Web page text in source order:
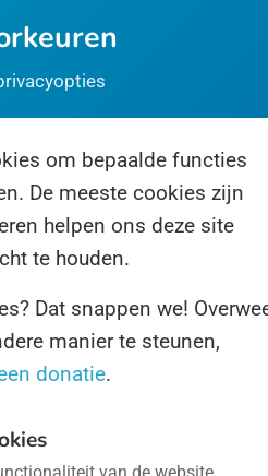
Copernicus droomt de
tijden . Nadat we onze
de Humanitaire Hulp - op
wel eens ruzie.
het wereldtoneel dingen
zoals dat in het
de Vermisten - op 30
om bepaalde functies
De meeste cookies zijn
helpen ons deze site
te houden.
Dat snappen we!
manier te steunen,
donatie.
van de website